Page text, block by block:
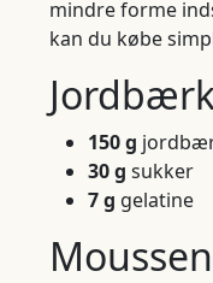
mindre forme
kan du købe
150 g
30 g sukker
7 g gelatine